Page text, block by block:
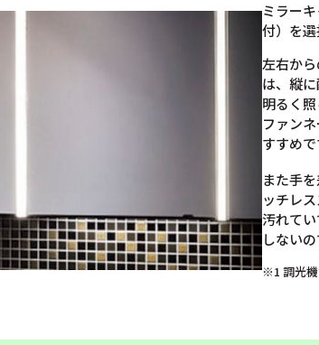
ミラー
付）を選
左右か
は、縦
明るく照
ファン
すすめで
また手
ッチレ
汚れて
しない
※1 調光機